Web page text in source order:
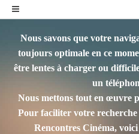
Nous savons que votre
toujours optimale en ce
être lentes à charger ou
un
Nous mettons tout en œuvre
Pour faciliter votre
Rencontres Cinéma,